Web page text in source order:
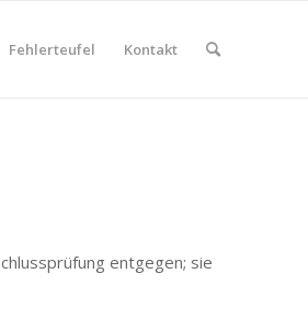
Fehlerteufel Kontakt
entgegen; sie